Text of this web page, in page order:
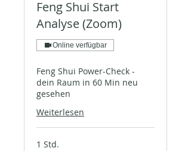
Feng Shui Start
Analyse (Zoom)
Online verfügbar
Feng Shui Power-Check -
dein Raum in 60 Min neu
gesehen
Weiterlesen
1 Std.